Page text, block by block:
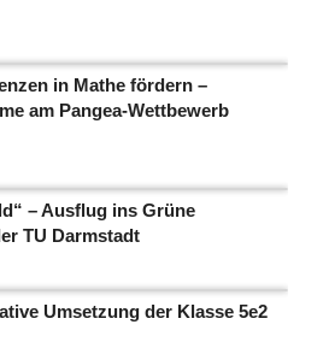
in Mathe fördern –
am Pangea-Wettbewerb
– Ausflug ins Grüne
TU Darmstadt
Umsetzung der Klasse 5e2